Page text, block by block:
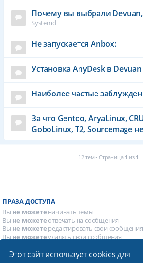
Этот сайт использует cookies для
Почему вы выбрали Devuan,
Systemd
Не запускается Anbox:
Установка AnyDesk в Devuan
Наиболее частые
За что Gentoo, AryaLinux,
GoboLinux, T2, Sourcemage
12 тем • Страница 1 из 1
ПРАВА ДОСТУПА
Вы не можете начинать темы
Вы не можете отвечать на сообщения
Вы не можете редактировать свои сообщения
Вы не можетеудалять свои сообщения